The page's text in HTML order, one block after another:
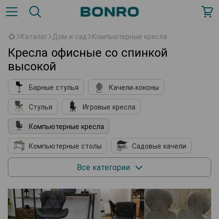
Каталог Дом и сад Компьютерные кресла
Кресла офисные со спинкой
высокой
Барные стулья
Качели-коконы
Стулья
Игровые кресла
Компьютерные кресла
Компьютерные столы
Садовые качели
Кухонные принадлежности
Подставки для обуви
Все категории